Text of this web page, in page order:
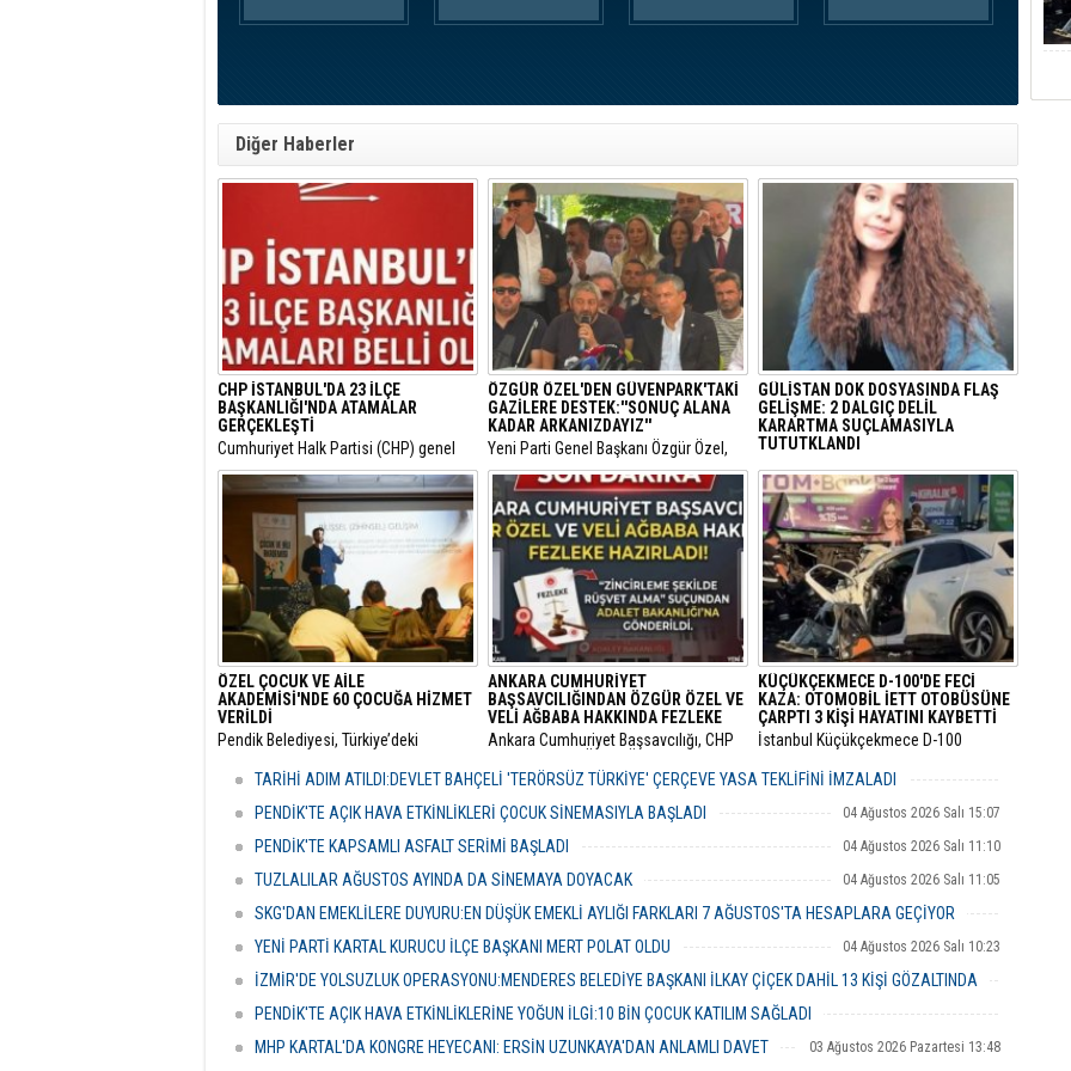
Diğer Haberler
CHP İSTANBUL'DA 23 İLÇE
BAŞKANLIĞI'NDA ATAMALAR
GERÇEKLEŞTİ
​Cumhuriyet Halk Partisi (CHP) genel
merkezinin son haftalarda örgüt
bünyesinde hayata geçirdiği görevden
alma ve yapılanma kararlarının
ardından gözler İstanbul il teşkilatına
çevrilmişti.
ÖZGÜR ÖZEL'DEN GÜVENPARK'TAKİ
GAZİLERE DESTEK:''SONUÇ ALANA
KADAR ARKANIZDAYIZ''
​Yeni Parti Genel Başkanı Özgür Özel,
Ankara Güvenpark’ta eylemlerini
sürdüren şehit yakınları ve gazileri
ziyaret ederek destek mesajı verdi.
GÜLİSTAN DOK DOSYASINDA FLAŞ
GELİŞME: 2 DALGIÇ DELİL
KARARTMA SUÇLAMASIYLA
TUTUTKLANDI
​Tunceli’de 5 Ocak 2020’de kaybolan
Munzur Üniversitesi öğrencisi Gülistan
Doku (21) soruşturmasında sıcak bir
gelişme yaşandı.
ÖZEL ÇOCUK VE AİLE
AKADEMİSİ'NDE 60 ÇOCUĞA HİZMET
VERİLDİ
Pendik Belediyesi, Türkiye’deki
özelliği taşıyan “Özel Çocuk ve Aile
tamamladı.
ANKARA CUMHURİYET
BAŞSAVCILIĞINDAN ÖZGÜR ÖZEL VE
VELİ AĞBABA HAKKINDA FEZLEKE
​Ankara Cumhuriyet Başsavcılığı, CHP
Malatya Milletvekili Veli Ağbaba
hakkındaki yasal incelemelerin
tamamlandığını ve her iki isim için de
istemiyle fezleke hazırlandığını
KÜÇÜKÇEKMECE D-100'DE FECİ
KAZA: OTOMOBİL İETT OTOBÜSÜNE
ÇARPTI 3 KİŞİ HAYATINI KAYBETTİ
​İstanbul Küçükçekmece D-100
sürücüsünün kimliği henüz tespit
otomobil, önünde seyreden bir İETT
TARİHİ ADIM ATILDI:DEVLET BAHÇELİ 'TERÖRSÜZ TÜRKİYE' ÇERÇEVE YASA TEKLİFİNİ İMZALADI
04 Ağustos 2026 Salı 16:18
PENDİK'TE AÇIK HAVA ETKİNLİKLERİ ÇOCUK SİNEMASIYLA BAŞLADI 04 Ağustos 2026 Salı 15:07
PENDİK'TE KAPSAMLI ASFALT SERİMİ BAŞLADI 04 Ağustos 2026 Salı 11:10
TUZLALILAR AĞUSTOS AYINDA DA SİNEMAYA DOYACAK 04 Ağustos 2026 Salı 11:05
SKG'DAN EMEKLİLERE DUYURU:EN DÜŞÜK EMEKLİ AYLIĞI FARKLARI 7 AĞUSTOS'TA HESAPLARA GEÇİYOR
04 Ağustos 2026 Salı 10:43
YENİ PARTİ KARTAL KURUCU İLÇE BAŞKANI MERT POLAT OLDU 04 Ağustos 2026 Salı 10:23
İZMİR'DE YOLSUZLUK OPERASYONU:MENDERES BELEDİYE BAŞKANI İLKAY ÇİÇEK DAHİL 13 KİŞİ GÖZALTINDA
PENDİK'TE AÇIK HAVA ETKİNLİKLERİNE YOĞUN İLGİ:10 BİN ÇOCUK KATILIM SAĞLADI
03 Ağustos 2026 Pazartesi 16:31
MHP KARTAL'DA KONGRE HEYECANI: ERSİN UZUNKAYA'DAN ANLAMLI DAVET 03 Ağustos 2026 Pazartesi 13:48